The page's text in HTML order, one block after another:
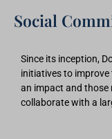
Social
Since its inception,
initiatives to
an impact and those
collaborate with a